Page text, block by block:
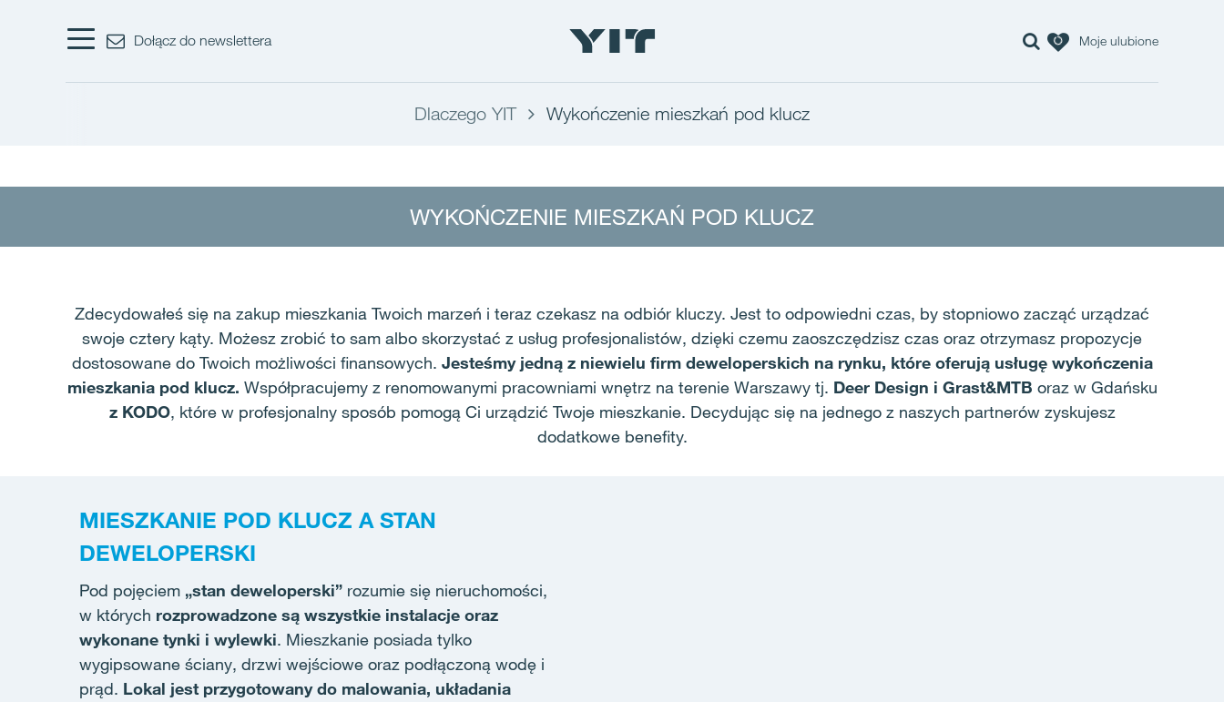
Dołącz do newslettera Moje ulubione
Dlaczego YIT Wykończenie mieszkań pod klucz
WYKOŃCZENIE MIESZKAŃ POD KLUCZ
Zdecydowałeś się na zakup mieszkania Twoich marzeń i teraz czekasz na odbiór kluczy. Jest to odpowiedni czas, by stopniowo zacząć urządzać
swoje cztery kąty. Możesz zrobić to sam albo skorzystać z usług profesjonalistów, dzięki czemu zaoszczędzisz czas oraz otrzymasz propozycje
dostosowane do Twoich możliwości finansowych. Jesteśmy jedną z niewielu firm deweloperskich na rynku, które oferują usługę wykończenia
mieszkania pod klucz. Współpracujemy z renomowanymi pracowniami wnętrz na terenie Warszawy tj. Deer Design i Grast&MTB oraz w Gdańsku
z KODO, które w profesjonalny sposób pomogą Ci urządzić Twoje mieszkanie. Decydując się na jednego z naszych partnerów zyskujesz
dodatkowe benefity.
MIESZKANIE POD KLUCZ A STAN
DEWELOPERSKI
Pod pojęciem „stan deweloperski” rozumie się nieruchomości,
w których rozprowadzone są wszystkie instalacje oraz
wykonane tynki i wylewki. Mieszkanie posiada tylko
wygipsowane ściany, drzwi wejściowe oraz podłączoną wodę i
prąd. Lokal jest przygotowany do malowania, układania